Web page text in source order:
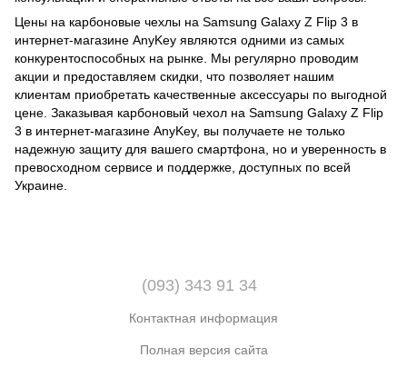
Цены на карбоновые чехлы на Samsung Galaxy Z Flip 3 в
интернет-магазине AnyKey являются одними из самых
конкурентоспособных на рынке. Мы регулярно проводим
акции и предоставляем скидки, что позволяет нашим
клиентам приобретать качественные аксессуары по выгодной
цене. Заказывая карбоновый чехол на Samsung Galaxy Z Flip
3 в интернет-магазине AnyKey, вы получаете не только
надежную защиту для вашего смартфона, но и уверенность в
превосходном сервисе и поддержке, доступных по всей
Украине.
(093) 343 91 34
Контактная информация
Полная версия сайта